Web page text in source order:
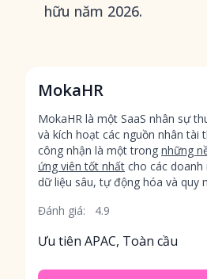
hữu năm 2026.
MokaHR
MokaHR là một SaaS nhân sự
và kích hoạt các nguồn nhân
công nhận là một trong những
ứng viên tốt nhất cho các doanh
dữ liệu sâu, tự động hóa và quy
Đánh giá:
4.9
Ưu tiên APAC, Toàn cầu